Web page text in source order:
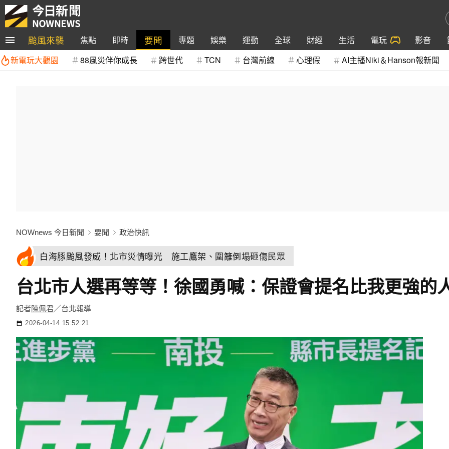
颱風來襲 焦點 即時 要聞 專題 娛樂 運動 全球 財經 生活 電玩 影音
新電玩大觀園
88風災伴你成長 跨世代 TCN 台灣前線 心理假 AI主播Niki＆Hanson報新聞
NOWnews 今日新聞 要聞 政治快訊
白海豚颱風發威！北市災情曝光 施工鷹架、圍籬倒塌砸傷民眾
台北市人選再等等！徐國勇喊：保證會提名比我更強的
記者陳佩君／台北報導
2026-04-14 15:52:21